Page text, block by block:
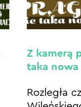
Z kamerą
taka nowa
Rozległa